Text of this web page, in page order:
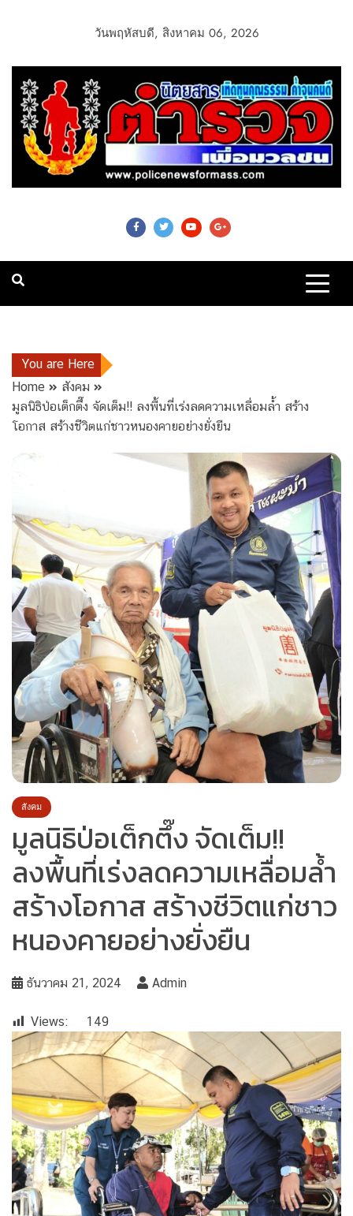
วันพฤหัสบดี, สิงหาคม 06, 2026
Police News For
Mass
You are Here
Home
สังคม
มูลนิธิป่อเต็กตึ๊ง จัดเต็ม!! ลงพื้นที่เร่งลดความเหลื่อมล้ำ สร้าง
โอกาส สร้างชีวิตแก่ชาวหนองคายอย่างยั่งยืน
สังคม
มูลนิธิป่อเต็กตึ๊ง จัดเต็ม!!
ลงพื้นที่เร่งลดความเหลื่อมล้ำ
สร้างโอกาส สร้างชีวิตแก่ชาว
หนองคายอย่างยั่งยืน
ธันวาคม 21, 2024 Admin
Views: 149